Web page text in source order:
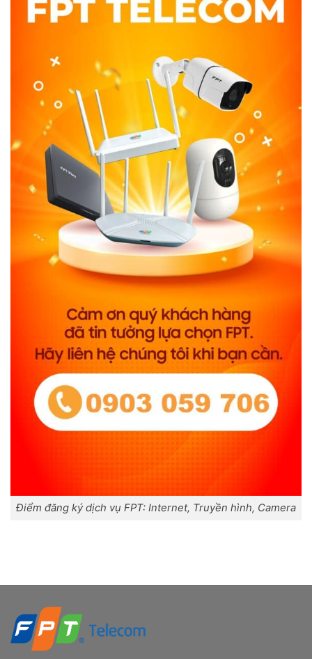
Điểm đăng ký dịch vụ FPT: Internet, Truyền hình, Camera